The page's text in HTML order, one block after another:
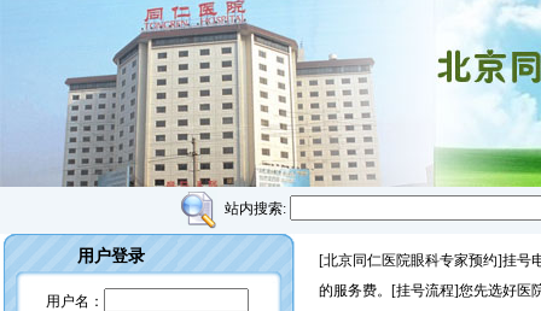
站内搜索:
用户登录
用户名：
[北京同仁医院眼科专家预约]挂号
的服务费。[挂号流程]您先选好医